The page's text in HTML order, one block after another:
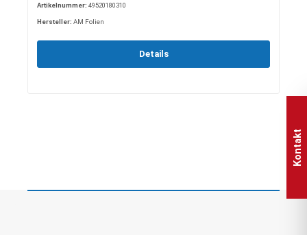
Artikelnummer: 49520180310
Hersteller: AM Folien
Details
Kontakt